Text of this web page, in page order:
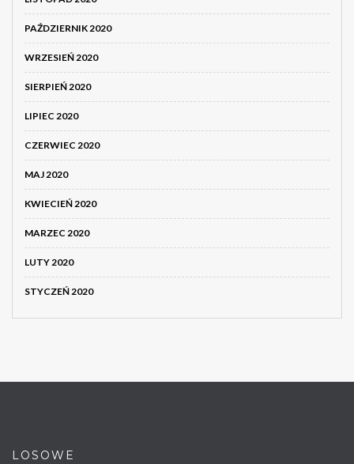
PAŹDZIERNIK 2020
WRZESIEŃ 2020
SIERPIEŃ 2020
LIPIEC 2020
CZERWIEC 2020
MAJ 2020
KWIECIEŃ 2020
MARZEC 2020
LUTY 2020
STYCZEŃ 2020
LOSOWE